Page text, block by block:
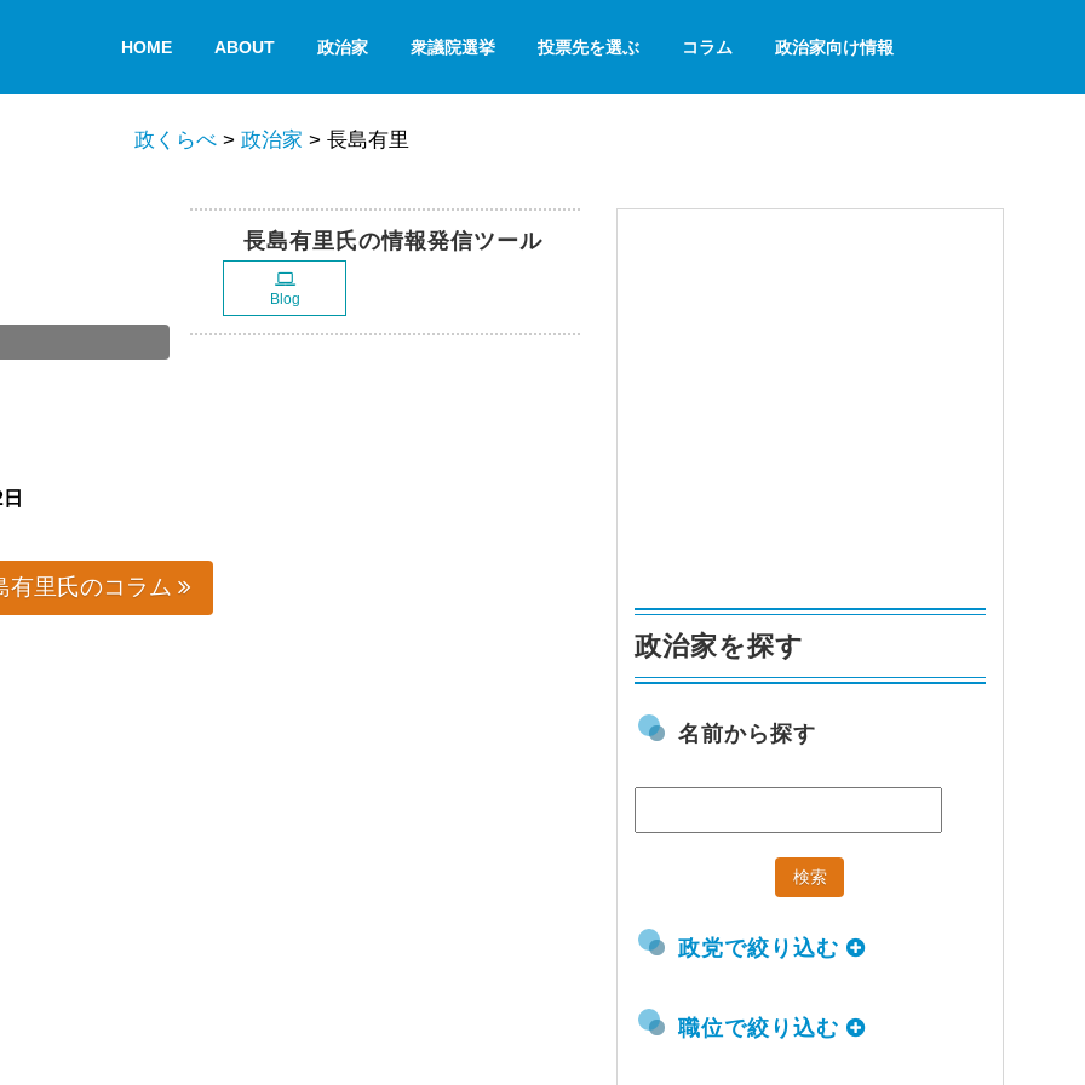
HOME ABOUT 政治家 衆議院選挙 投票先を選ぶ コラム 政治家向け情報
政くらべ> 政治家 > 長島有里
長島有里氏の情報発信ツール
Blog
有里氏のコラム
政治家を探す
名前から探す
政党で絞り込む
職位で絞り込む